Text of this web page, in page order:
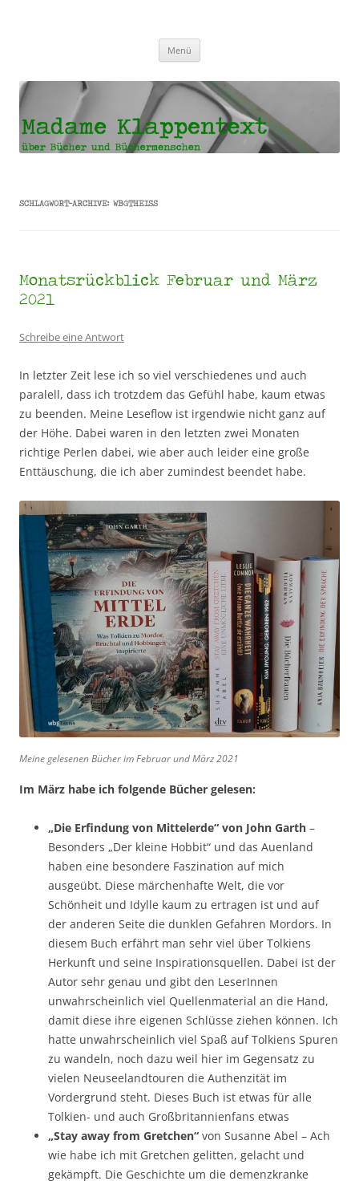
Menü
SCHLAGWORT-ARCHIVE: WBGTHEISS
Monatsrückblick Februar und März
2021
Schreibe eine Antwort
In letzter Zeit lese ich so viel verschiedenes und auch
paralell, dass ich trotzdem das Gefühl habe, kaum etwas
zu beenden. Meine Leseflow ist irgendwie nicht ganz auf
der Höhe. Dabei waren in den letzten zwei Monaten
richtige Perlen dabei, wie aber auch leider eine große
Enttäuschung, die ich aber zumindest beendet habe.
Meine gelesenen Bücher im Februar und März 2021
Im März habe ich folgende Bücher gelesen:
„Die Erfindung von Mittelerde“ von John Garth –
Besonders „Der kleine Hobbit“ und das Auenland
haben eine besondere Faszination auf mich
ausgeübt. Diese märchenhafte Welt, die vor
Schönheit und Idylle kaum zu ertragen ist und auf
der anderen Seite die dunklen Gefahren Mordors. In
diesem Buch erfährt man sehr viel über Tolkiens
Herkunft und seine Inspirationsquellen. Dabei ist der
Autor sehr genau und gibt den LeserInnen
unwahrscheinlich viel Quellenmaterial an die Hand,
damit diese ihre eigenen Schlüsse ziehen können. Ich
hatte unwahrscheinlich viel Spaß auf Tolkiens Spuren
zu wandeln, noch dazu weil hier im Gegensatz zu
vielen Neuseelandtouren die Authenzität im
Vordergrund steht. Dieses Buch ist etwas für alle
Tolkien- und auch Großbritannienfans etwas
„Stay away from Gretchen“ von Susanne Abel – Ach
wie habe ich mit Gretchen gelitten, gelacht und
gekämpft. Die Geschichte um die demenzkranke